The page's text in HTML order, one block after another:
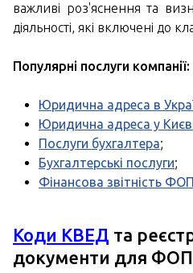
важливі роз'яснення та
діяльності, які включені до
Популярні послуги компанії:
Юридична адреса в
Юридична адреса у
Послуги бухгалтера;
Бухгалтерські послуги;
Фінансова звітність ФОП
Коди КВЕД та
документи для ФОП